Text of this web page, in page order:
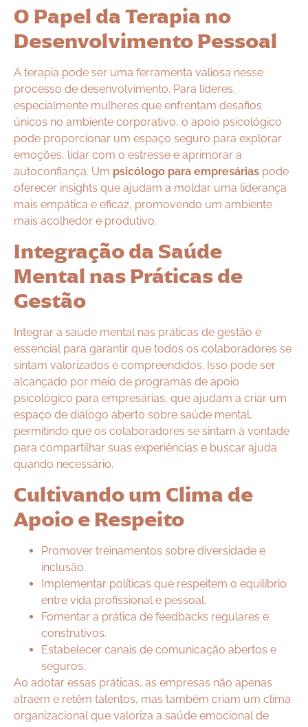
O Papel da Terapia no
Desenvolvimento Pessoal
A terapia pode ser uma ferramenta valiosa nesse
processo de desenvolvimento. Para líderes,
especialmente mulheres que enfrentam desafios
únicos no ambiente corporativo, o apoio psicológico
pode proporcionar um espaço seguro para explorar
emoções, lidar com o estresse e aprimorar a
autoconfiança. Um psicólogo para empresárias pode
oferecer insights que ajudam a moldar uma liderança
mais empática e eficaz, promovendo um ambiente
mais acolhedor e produtivo.
Integração da Saúde
Mental nas Práticas de
Gestão
Integrar a saúde mental nas práticas de gestão é
essencial para garantir que todos os colaboradores se
sintam valorizados e compreendidos. Isso pode ser
alcançado por meio de programas de apoio
psicológico para empresárias, que ajudam a criar um
espaço de diálogo aberto sobre saúde mental,
permitindo que os colaboradores se sintam à vontade
para compartilhar suas experiências e buscar ajuda
quando necessário.
Cultivando um Clima de
Apoio e Respeito
Promover treinamentos sobre diversidade e
inclusão.
Implementar políticas que respeitem o equilíbrio
entre vida profissional e pessoal.
Fomentar a prática de feedbacks regulares e
construtivos.
Estabelecer canais de comunicação abertos e
seguros.
Ao adotar essas práticas, as empresas não apenas
atraem e retêm talentos, mas também criam um clima
organizacional que valoriza a saúde emocional de